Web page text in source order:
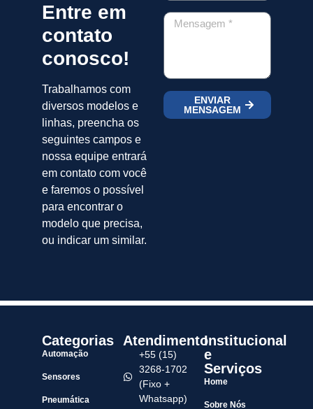
Entre em
contato
conosco!
Trabalhamos com
diversos modelos e
linhas, preencha os
seguintes campos e
nossa equipe entrará
em contato com você
e faremos o possível
para encontrar o
modelo que precisa,
ou indicar um similar.
ENVIAR
MENSAGEM
Categorias
Automação
Sensores
Pneumática
Atendimento
+55 (15)
3268-1702
(Fixo +
Whatsapp)
Institucional
e
Serviços
Home
Sobre Nós